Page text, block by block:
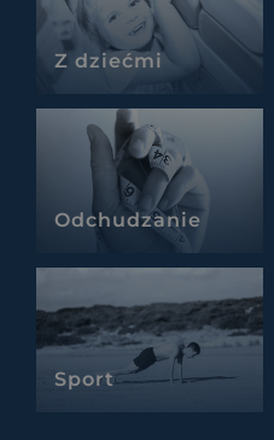
Z dziećmi
Odchudzanie
Sport